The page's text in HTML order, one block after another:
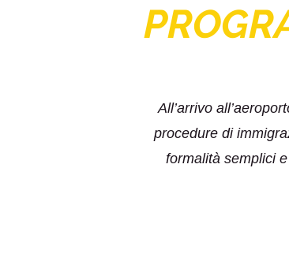
All’arrivo
procedure di
formalità semplici